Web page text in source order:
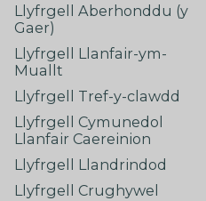
Llyfrgell Aberhonddu (y
Gaer)
Llyfrgell Llanfair-ym-
Muallt
Llyfrgell Tref-y-clawdd
Llyfrgell Cymunedol
Llanfair Caereinion
Llyfrgell Llandrindod
Llyfrgell Crughywel